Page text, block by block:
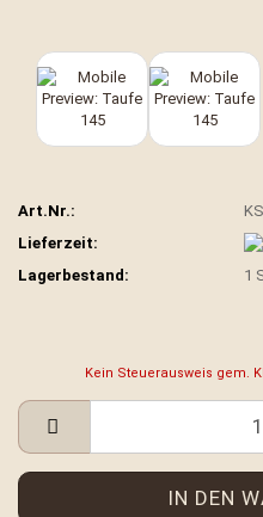
Art.Nr.:
Lieferzeit:
Lagerbestand:
1
Kein Steuerausweis gem.